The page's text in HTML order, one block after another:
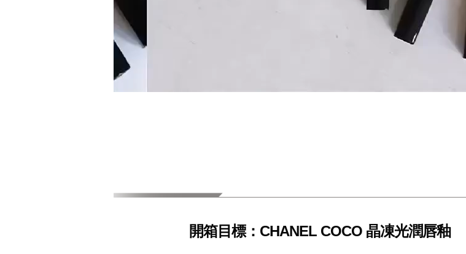
開箱目標：CHANEL COCO 晶凍光潤唇釉